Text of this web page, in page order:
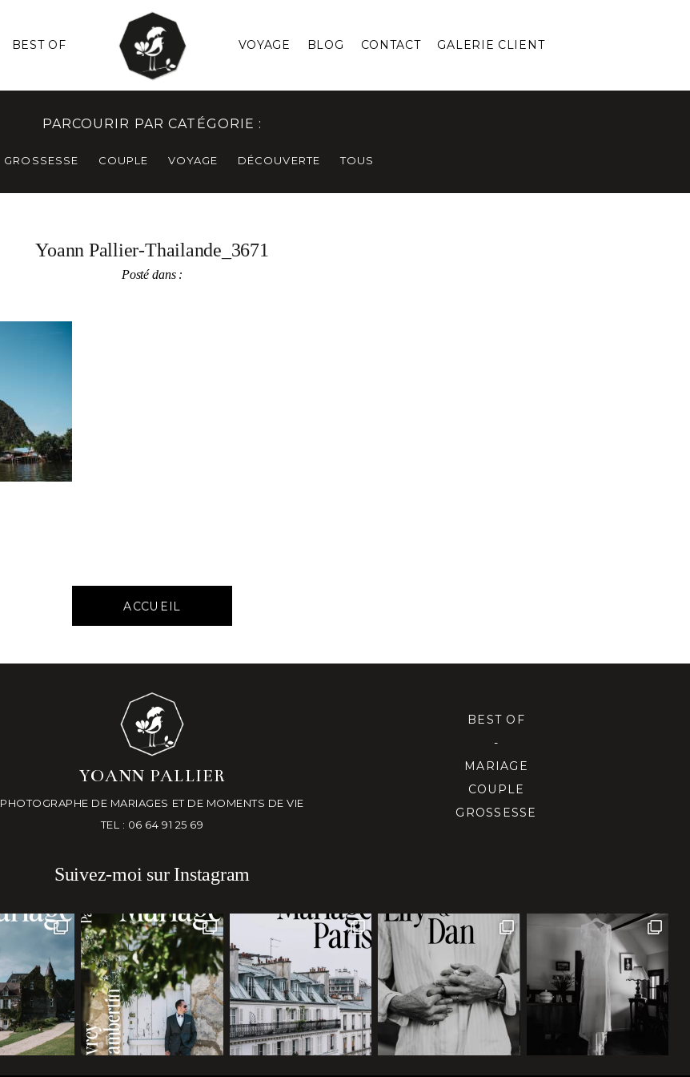
BEST OF VOYAGE BLOG CONTACT GALERIE CLIENT
PARCOURIR PAR CATÉGORIE :
GROSSESSE COUPLE VOYAGE DÉCOUVERTE TOUS
Yoann Pallier-Thailande_3671
Posté dans :
ACCUEIL
YOANN PALLIER
PHOTOGRAPHE DE MARIAGES ET DE MOMENTS DE VIE
TEL : 06 64 91 25 69
BEST OF
-
MARIAGE
COUPLE
GROSSESSE
Suivez-moi sur Instagram